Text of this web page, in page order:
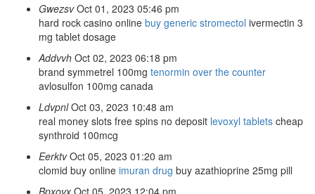
Gwezsv Oct 01, 2023 05:46 pm
hard rock casino online buy generic stromectol ivermectin 3
mg tablet dosage
Addvvh Oct 02, 2023 06:18 pm
brand symmetrel 100mg tenormin over the counter
avlosulfon 100mg canada
Ldvpnl Oct 03, 2023 10:48 am
real money slots free spins no deposit levoxyl tablets cheap
synthroid 100mcg
Eerktv Oct 05, 2023 01:20 am
clomid buy online imuran drug buy azathioprine 25mg pill
Bpxovx Oct 05, 2023 12:04 pm